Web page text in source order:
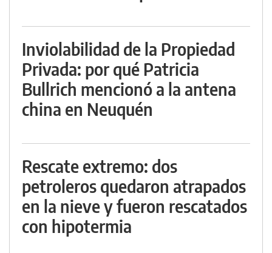
Inviolabilidad de la Propiedad
Privada: por qué Patricia
Bullrich mencionó a la antena
china en Neuquén
Rescate extremo: dos
petroleros quedaron atrapados
en la nieve y fueron rescatados
con hipotermia